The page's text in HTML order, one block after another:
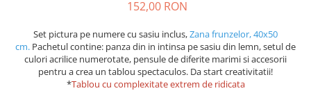
152,00 RON
Set pictura pe numere cu sasiu inclus,Zana frunzelor, 40x50
cm. Pachetul contine: panza din in intinsa pe sasiu din lemn, setul de
culori acrilice numerotate, pensule de diferite marimi si accesorii
pentru a crea un tablou spectaculos. Da start creativitatii!
*Tablou cu complexitate extrem de ridicata